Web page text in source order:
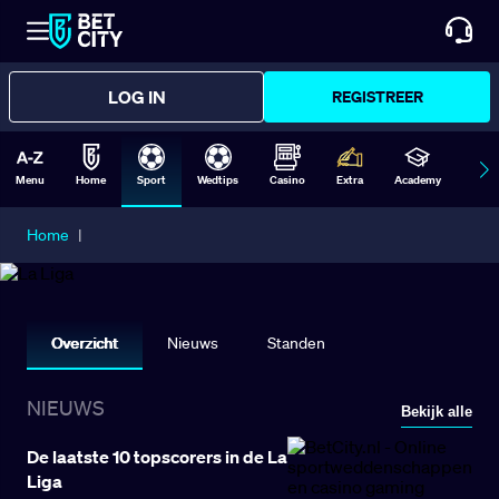
LOG IN REGISTREER
Menu Home Sport Wedtips Casino Extra Academy
Home |
Overzicht Nieuws Standen
NIEUWS Bekijk alle
De laatste 10 topscorers in de La
Liga